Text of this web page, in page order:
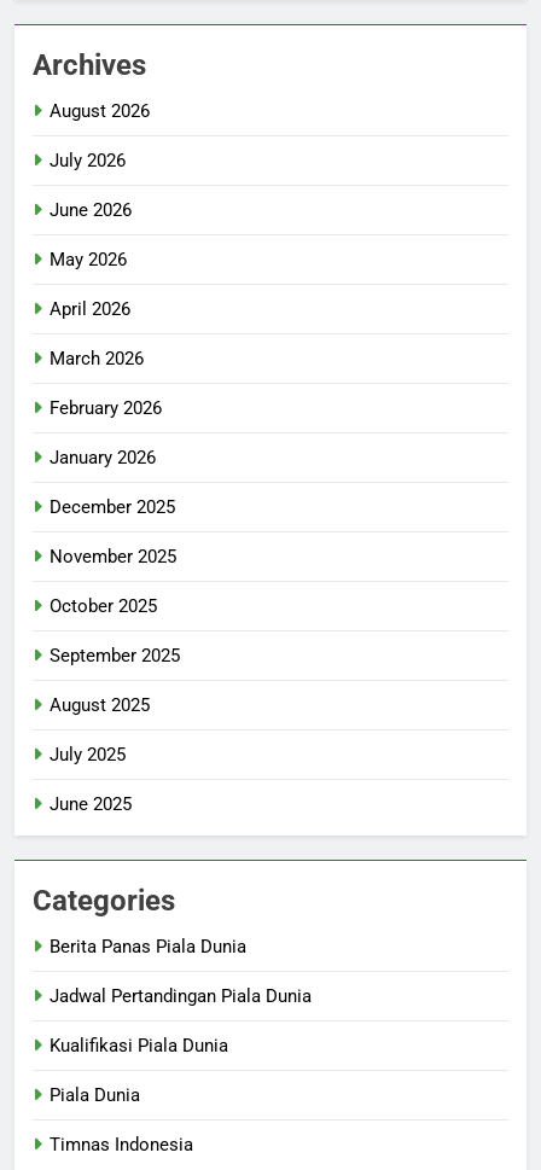
Archives
August 2026
July 2026
June 2026
May 2026
April 2026
March 2026
February 2026
January 2026
December 2025
November 2025
October 2025
September 2025
August 2025
July 2025
June 2025
Categories
Berita Panas Piala Dunia
Jadwal Pertandingan Piala Dunia
Kualifikasi Piala Dunia
Piala Dunia
Timnas Indonesia